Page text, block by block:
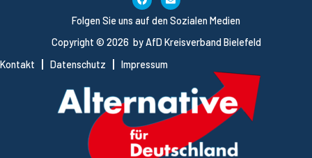
Copyright © 2026 by AfD Kreisverband Bielefeld
Kontakt
Datenschutz Impressum
Folgen Sie uns auf den Sozialen Medien